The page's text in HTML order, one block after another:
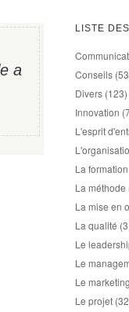
a
LISTE
Conseils
Divers (123)
Innovation
L'esprit
La formation
La méthode
La mise en
La qualité
Le
Le
Le
Le projet